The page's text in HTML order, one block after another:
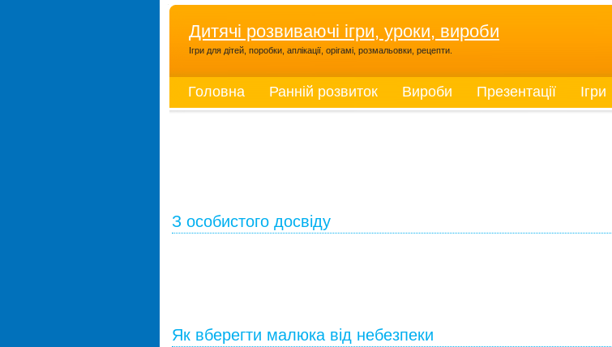
Дитячі розвиваючі ігри, уроки, вироби
Ігри для дітей, поробки, аплікації, орігамі, розмальовки, рецепти.
Головна Ранній розвиток Вироби Презентації Ігри
З особистого досвіду
Як вберегти малюка від небезпеки